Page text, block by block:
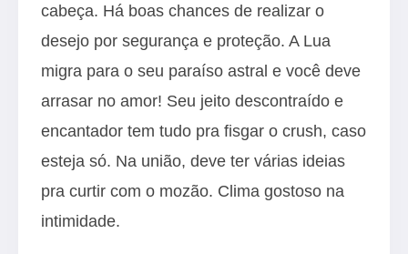
cabeça. Há boas chances de realizar o
desejo por segurança e proteção. A Lua
migra para o seu paraíso astral e você deve
arrasar no amor! Seu jeito descontraído e
encantador tem tudo pra fisgar o crush, caso
esteja só. Na união, deve ter várias ideias
pra curtir com o mozão. Clima gostoso na
intimidade.